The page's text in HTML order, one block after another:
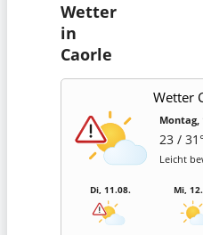
Wetter
in
Caorle
Wetter
Montag,
23 /
Leicht
Di, 11.08. Mi,